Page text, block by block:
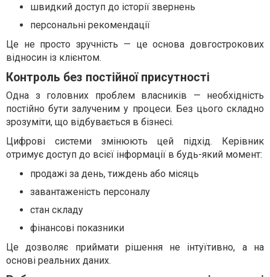
швидкий доступ до історії звернень
персональні рекомендації
Це не просто зручність — це основа довгострокових
відносин із клієнтом.
Контроль без постійної присутності
Одна з головних проблем власників — необхідність
постійно бути залученим у процеси. Без цього складно
зрозуміти, що відбувається в бізнесі.
Цифрові системи змінюють цей підхід. Керівник
отримує доступ до всієї інформації в будь-який момент:
продажі за день, тиждень або місяць
завантаженість персоналу
стан складу
фінансові показники
Це дозволяє приймати рішення не інтуїтивно, а на
основі реальних даних.